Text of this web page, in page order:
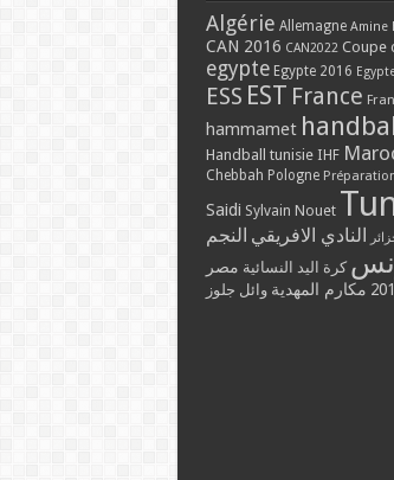
Algérie Allemagne Amine
CAN 2016 CAN2022 Coupe
egypte Egypte 2016
ESS EST France
hammamet
Handball tunisie IHF
Chebbah Pologne
Saidi Sylvain Nouet
النادي الافريقي النجم
كرة اليد النسائية مصر
مكارم المهدية وائل جلوز